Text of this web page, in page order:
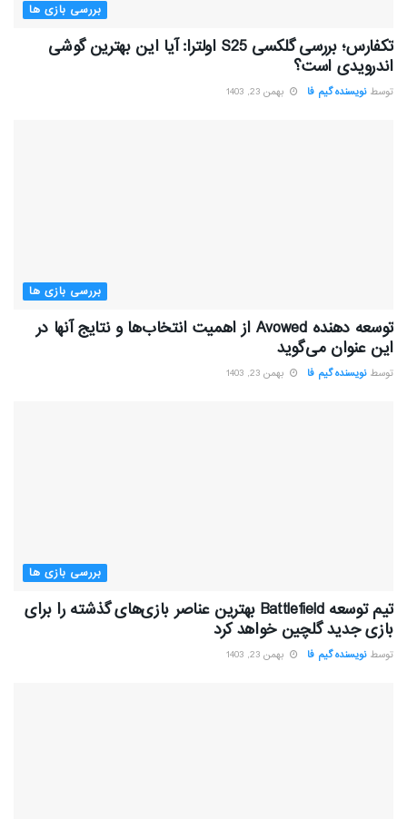
بررسی بازی ها
تکفارس؛ بررسی گلکسی S25 اولترا: آیا این بهترین گوشی
اندرویدی است؟
توسط نویسنده گیم فا بهمن 23, 1403
بررسی بازی ها
توسعه دهنده Avowed از اهمیت انتخاب‌ها و نتایج آنها در
این عنوان می‌گوید
توسط نویسنده گیم فا بهمن 23, 1403
بررسی بازی ها
تیم توسعه Battlefield بهترین عناصر بازی‌های گذشته را برای
بازی جدید گلچین خواهد کرد
توسط نویسنده گیم فا بهمن 23, 1403